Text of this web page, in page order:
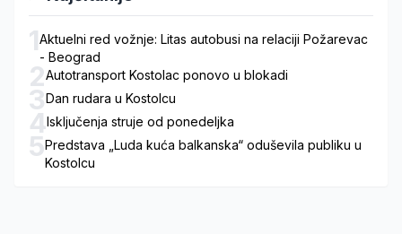
1Aktuelni red vožnje: Litas autobusi na relaciji Požarevac
- Beograd
2Autotransport Kostolac ponovo u blokadi
3Dan rudara u Kostolcu
4Isključenja struje od ponedeljka
5Predstava „Luda kuća balkanska“ oduševila publiku u
Kostolcu